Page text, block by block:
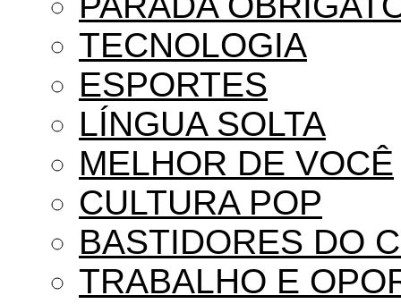
TECNOLOGIA
ESPORTES
LÍNGUA SOLTA
MELHOR DE VOCÊ
CULTURA POP
BASTIDORES DO
TRABALHO E